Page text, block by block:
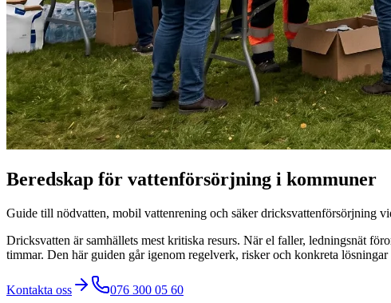
Beredskap för vattenförsörjning i kommuner
Guide till nödvatten, mobil vattenrening och säker dricksvattenförsörjning
Dricksvatten är samhällets mest kritiska resurs. När el faller, ledningsnät
timmar. Den här guiden går igenom regelverk, risker och konkreta
Kontakta oss
076 300 05 60